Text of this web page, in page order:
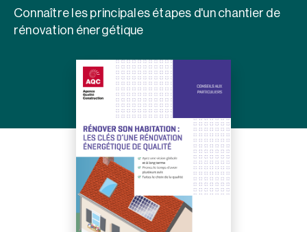
Connaître les principales étapes d'un chantier de
rénovation énergétique